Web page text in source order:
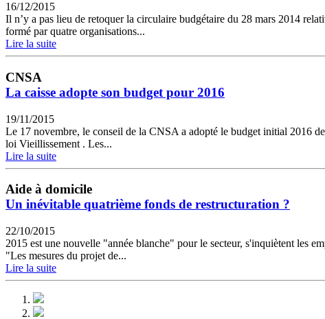
16/12/2015
Il n’y a pas lieu de retoquer la circulaire budgétaire du 28 mars 2014
formé par quatre organisations...
Lire la suite
CNSA
La caisse adopte son budget pour 2016
19/11/2015
Le 17 novembre, le conseil de la CNSA a adopté le budget initial 2016
loi Vieillissement . Les...
Lire la suite
Aide à domicile
Un inévitable quatrième fonds de restructuration ?
22/10/2015
2015 est une nouvelle "année blanche" pour le secteur, s'inquiètent les
"Les mesures du projet de...
Lire la suite